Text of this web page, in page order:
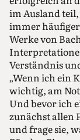
im Ausland
immer häufiger
Werke von
Verständnis
„Wenn ich ein
wichtig, am
Und bevor ich
zunächst allen
und frage sie,